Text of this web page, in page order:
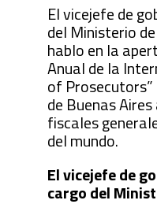
El vicejefe de
del Ministerio
hablo en la
Anual de la
of Prosecutors”
de Buenas
fiscales
del mundo.
El vicejefe de
cargo del